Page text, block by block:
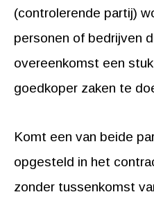
(controlerende partij)
personen of bedrijven
overeenkomst een
goedkoper zaken te
Komt een van beide
opgesteld in het
zonder tussenkomst